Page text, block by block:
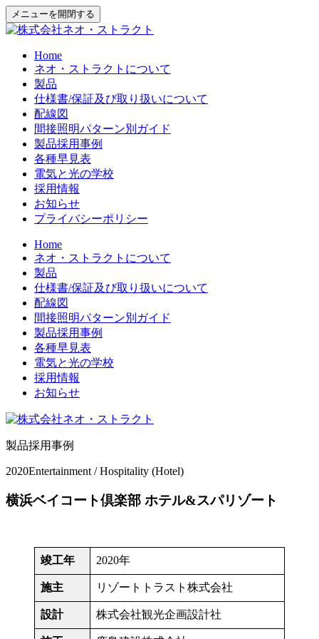
メニューを開閉する
Home
ネオ・ストラクトについて
製品
仕様書/保証及び取り扱いについて
配線図
間接照明パターン別ガイド
製品採用事例
各種早見表
電気と光の学校
採用情報
お知らせ
プライバシーポリシー
Home
ネオ・ストラクトについて
製品
仕様書/保証及び取り扱いについて
配線図
間接照明パターン別ガイド
製品採用事例
各種早見表
電気と光の学校
採用情報
お知らせ
製品採用事例
2020Entertainment / Hospitality (Hotel)
横浜ベイコート倶楽部 ホテル&スパリゾート
竣工年 2020年
施主 リゾートトラスト株式会社
設計 株式会社観光企画設計社